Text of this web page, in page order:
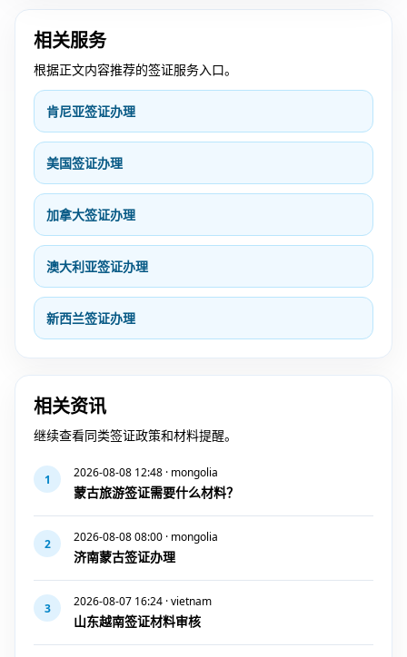
相关服务
根据正文内容推荐的签证服务入口。
肯尼亚签证办理
美国签证办理
加拿大签证办理
澳大利亚签证办理
新西兰签证办理
相关资讯
继续查看同类签证政策和材料提醒。
1 2026-08-08 12:48 · mongolia
蒙古旅游签证需要什么材料？
2 2026-08-08 08:00 · mongolia
济南蒙古签证办理
3 2026-08-07 16:24 · vietnam
山东越南签证材料审核